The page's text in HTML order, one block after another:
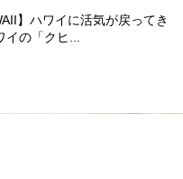
】ハワイに活気が戻ってき
イの「クヒ...